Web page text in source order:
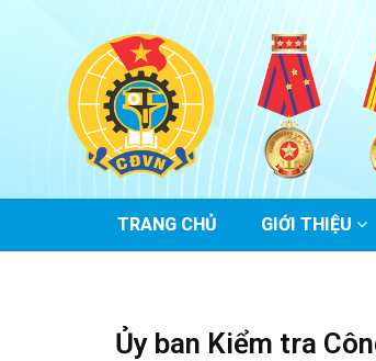
MAIN
NAVIGATION
TRANG CHỦ GIỚI THIỆU
Ủy ban Kiểm tra